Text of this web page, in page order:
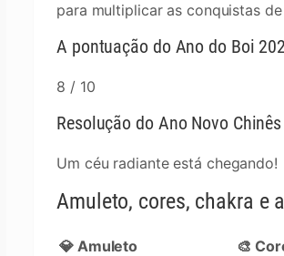
para multiplicar as conquistas
A pontuação do Ano do Boi
8 / 10
Resolução do Ano Novo
Um céu radiante está chegando!
Amuleto, cores, chakra e
💎 Amuleto 🎨